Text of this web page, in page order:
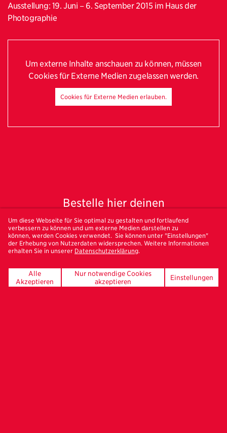
Ausstellung: 19. Juni − 6. September 2015 im Haus der
Photographie
Um externe Inhalte anschauen zu können, müssen
Cookies für Externe Medien zugelassen werden.
Cookies für Externe Medien erlauben.
Bestelle hier deinen
Freundeskreis-Newsletter
UNSERE FÖRDERER
Um diese Webseite für Sie optimal zu gestalten und fortlaufend
verbessern zu können und um externe Medien darstellen zu
können, werden Cookies verwendet. Sie können unter "Einstellungen"
der Erhebung von Nutzerdaten widersprechen. Weitere Informationen
erhalten Sie in unserer Datenschutzerklärung.
Alle
Akzeptieren
Nur notwendige Cookies
akzeptieren
Einstellungen